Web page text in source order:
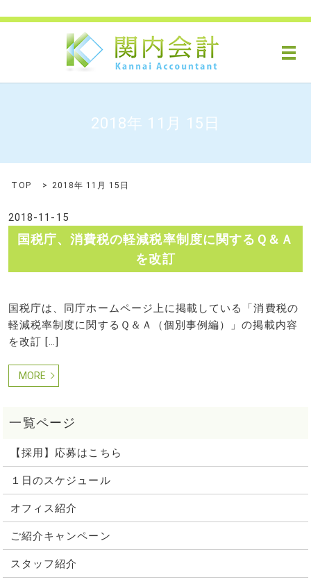
メ
2018年 11月 15日
TOP 2018年 11月 15日
2018-11-15
国税庁、消費税の軽減税率制度に関するＱ＆Ａ
を改訂
国税庁は、同庁ホームページ上に掲載している「消費税の
軽減税率制度に関するＱ＆Ａ（個別事例編）」の掲載内容
を改訂 […]
MORE
【採用】応募はこちら
１日のスケジュール
オフィス紹介
ご紹介キャンペーン
スタッフ紹介